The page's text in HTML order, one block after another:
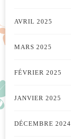
AVRIL 2025
MARS 2025
FÉVRIER 2025
JANVIER 2025
DÉCEMBRE 2024